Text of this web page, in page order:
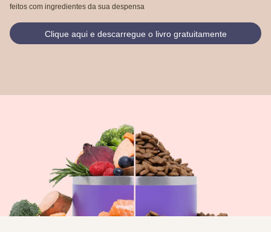
feitos com ingredientes da sua despensa
Clique aqui e descarregue o livro gratuitamente